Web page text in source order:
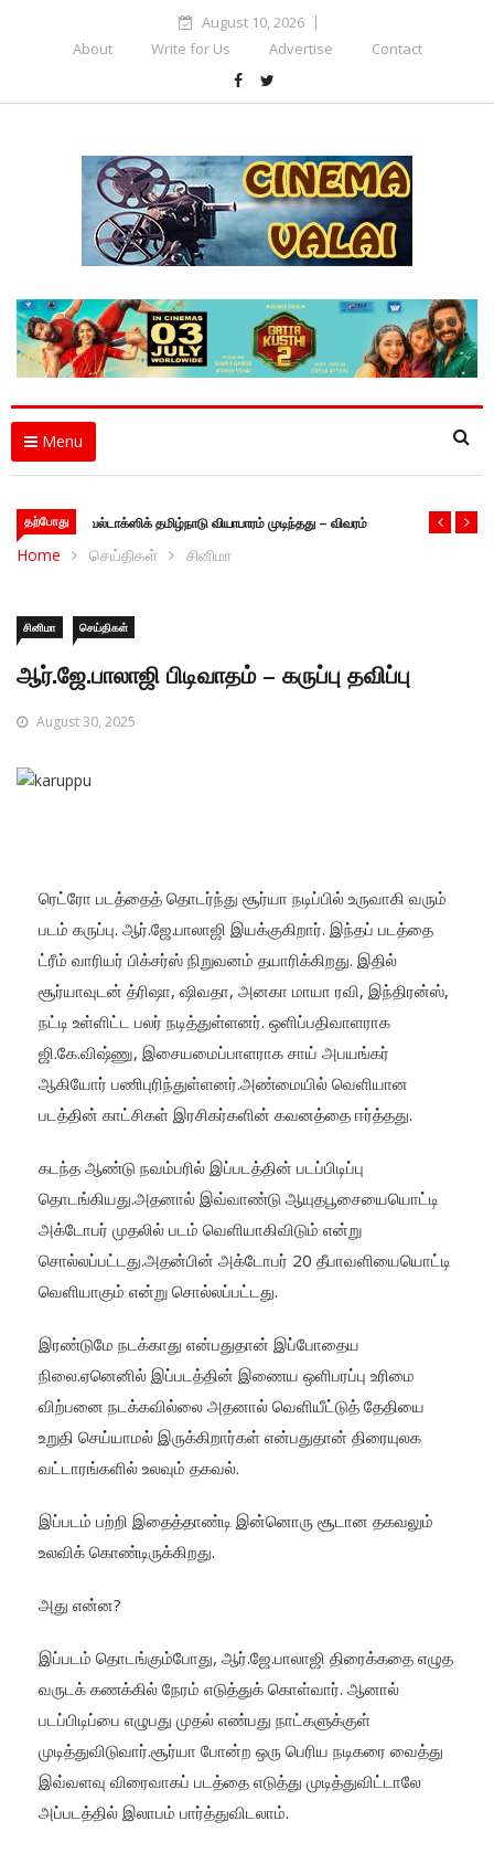
August 10, 2026
About
Write for Us Advertise Contact
Menu
தற்போது டாக்ஸிக் தமிழ்நாடு வியாபாரம் முடிந்தது – விவரம்
Home செய்திகள் சினிமா
சினிமா செய்திகள்
ஆர்.ஜே.பாலாஜி பிடிவாதம் – கருப்பு தவிப்பு
August 30, 2025
ரெட்ரோ படத்தைத் தொடர்ந்து சூர்யா நடிப்பில் உருவாகி வரும்
படம் கருப்பு. ஆர்.ஜே.பாலாஜி இயக்குகிறார். இந்தப் படத்தை
ட்ரீம் வாரியர் பிக்சர்ஸ் நிறுவனம் தயாரிக்கிறது. இதில்
சூர்யாவுடன் த்ரிஷா, ஷிவதா, அனகா மாயா ரவி, இந்திரன்ஸ்,
நட்டி உள்ளிட்ட பலர் நடித்துள்ளனர். ஒளிப்பதிவாளராக
ஜி.கே.விஷ்ணு, இசையமைப்பாளராக சாய் அபயங்கர்
ஆகியோர் பணிபுரிந்துள்ளனர்.அண்மையில் வெளியான
படத்தின் காட்சிகள் இரசிகர்களின் கவனத்தை ஈர்த்தது.
கடந்த ஆண்டு நவம்பரில் இப்படத்தின் படப்பிடிப்பு
தொடங்கியது.அதனால் இவ்வாண்டு ஆயுதபூசையையொட்டி
அக்டோபர் முதலில் படம் வெளியாகிவிடும் என்று
சொல்லப்பட்டது.அதன்பின் அக்டோபர் 20 தீபாவளியையொட்டி
வெளியாகும் என்று சொல்லப்பட்டது.
இரண்டுமே நடக்காது என்பதுதான் இப்போதைய
நிலை.ஏனெனில் இப்படத்தின் இணைய ஒளிபரப்பு உரிமை
விற்பனை நடக்கவில்லை அதனால் வெளியீட்டுத் தேதியை
உறுதி செய்யாமல் இருக்கிறார்கள் என்பதுதான் திரையுலக
வட்டாரங்களில் உலவும் தகவல்.
இப்படம் பற்றி இதைத்தாண்டி இன்னொரு சூடான தகவலும்
உலவிக் கொண்டிருக்கிறது.
அது என்ன?
இப்படம் தொடங்கும்போது, ஆர்.ஜே.பாலாஜி திரைக்கதை எழுத
வருடக் கணக்கில் நேரம் எடுத்துக் கொள்வார். ஆனால்
படப்பிடிப்பை எழுபது முதல் எண்பது நாட்களுக்குள்
முடித்துவிடுவார்.சூர்யா போன்ற ஒரு பெரிய நடிகரை வைத்து
இவ்வளவு விரைவாகப் படத்தை எடுத்து முடித்துவிட்டாலே
அப்படத்தில் இலாபம் பார்த்துவிடலாம்.